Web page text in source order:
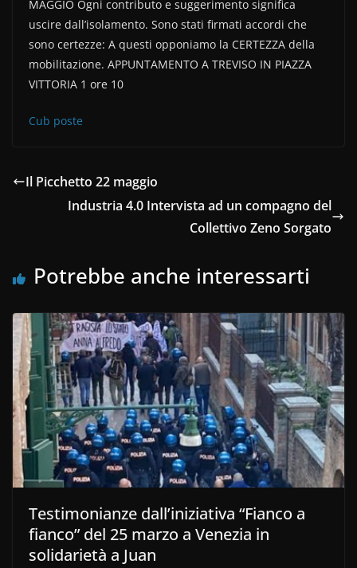
MAGGIO Ogni contributo e suggerimento significa
uscire dall’isolamento. Sono stati firmati accordi che
sono certezze: A questi opponiamo la CERTEZZA della
mobilitazione. APPUNTAMENTO A TREVISO IN PIAZZA
VITTORIA 1 ore 10
Cub poste
Il Picchetto 22 maggio
Industria 4.0 Intervista ad un compagno del
Collettivo Zeno Sorgato
Potrebbe anche interessarti
Testimonianze dall’iniziativa “Fianco a
fianco” del 25 marzo a Venezia in
solidarietà a Juan